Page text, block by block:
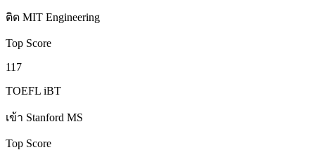
ติด MIT Engineering
Top Score
117
TOEFL iBT
เข้า Stanford MS
Top Score